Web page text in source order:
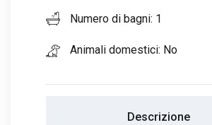
Numero di bagni: 1
Animali domestici: No
Descrizione